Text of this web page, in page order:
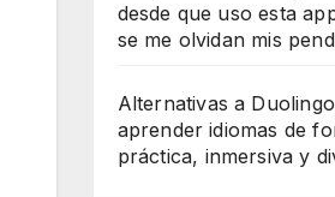
desde que uso esta
se me olvidan mis
Alternativas a
aprender idiomas de
práctica, inmersiva y